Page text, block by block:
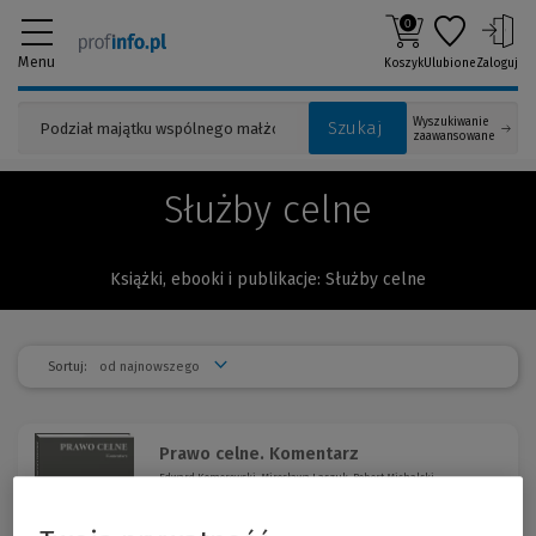
Menu
Szukaj
Wyszukiwanie
zaawansowane
0
KoszykUlubioneZaloguj
Służby celne
Książki, ebooki i publikacje: Służby celne
Sortuj:
Prawo celne. Komentarz
Edward Komorowski, Mirosława Laszuk, Robert Michalski
prawa celnego, popartych obszernym orzecznictwem sądów